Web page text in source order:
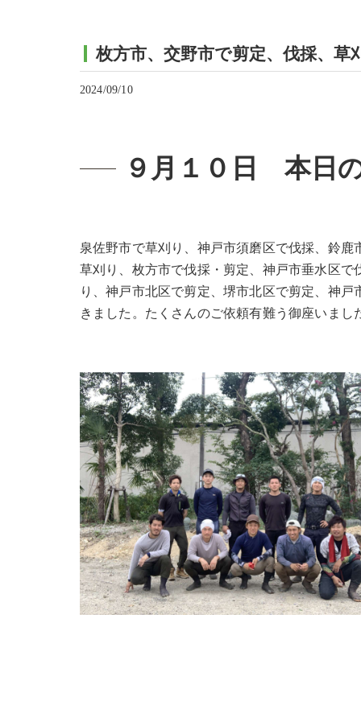
枚方市、交野市で剪定、伐採、
2024/09/10
９月１０日 本日
泉佐野市で草刈り、神戸市須磨区で伐採、鈴
草刈り、枚方市で伐採・剪定、神戸市垂水区
り、神戸市北区で剪定、堺市北区で剪定、神
きました。たくさんのご依頼有難う御座いまし